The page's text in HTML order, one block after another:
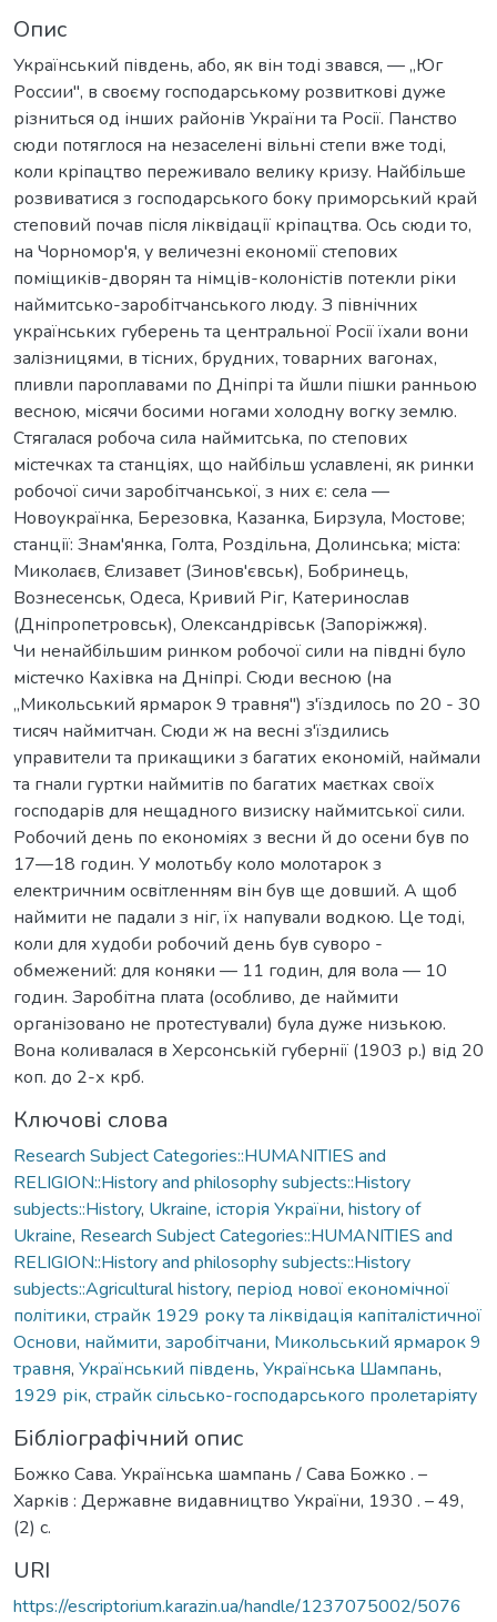
Опис
Український південь, або, як він тоді звався, — „Юг
России", в своєму господарському розвиткові дуже
різниться од інших районів України та Росії. Панство
сюди потяглося на незаселені вільні степи вже тоді,
коли кріпацтво переживало велику кризу. Найбільше
розвиватися з господарського боку приморський край
степовий почав після ліквідації кріпацтва. Ось сюди то,
на Чорномор'я, у величезні економії степових
поміщиків-дворян та німців-колоністів потекли ріки
наймитсько-заробітчанського люду. З північних
українських губерень та центральної Росії їхали вони
залізницями, в тісних, брудних, товарних вагонах,
пливли пароплавами по Дніпрі та йшли пішки ранньою
весною, місячи босими ногами холодну вогку землю.
Стягалася робоча сила наймитська, по степових
містечках та станціях, що найбільш уславлені, як ринки
робочої сичи заробітчанської, з них є: села —
Новоукраїнка, Березовка, Казанка, Бирзула, Мостове;
станції: Знам'янка, Голта, Роздільна, Долинська; міста:
Миколаєв, Єлизавет (Зинов'євськ), Бобринець,
Вознесенськ, Одеса, Кривий Ріг, Катеринослав
(Дніпропетровськ), Олександрівськ (Запоріжжя).
Чи ненайбільшим ринком робочої сили на півдні було
містечко Кахівка на Дніпрі. Сюди весною (на
„Микольський ярмарок 9 травня") з'їздилось по 20 - 30
тисяч наймитчан. Сюди ж на весні з'їздились
управители та прикащики з багатих економій, наймали
та гнали гуртки наймитів по багатих маєтках своїх
господарів для нещадного визиску наймитської сили.
Робочий день по економіях з весни й до осени був по
17—18 годин. У молотьбу коло молотарок з
електричним освітленням він був ще довший. А щоб
наймити не падали з ніг, їх напували водкою. Це тоді,
коли для худоби робочий день був суворо -
обмежений: для коняки — 11 годин, для вола — 10
годин. Заробітна плата (особливо, де наймити
організовано не протестували) була дуже низькою.
Вона коливалася в Херсонській губернії (1903 р.) від 20
коп. до 2-х крб.
Ключові слова
Research Subject Categories::HUMANITIES and
RELIGION::History and philosophy subjects::History
subjects::History, Ukraine, історія України, history of
Ukraine, Research Subject Categories::HUMANITIES and
RELIGION::History and philosophy subjects::History
subjects::Agricultural history, період нової економічної
політики, страйк 1929 року та ліквідація капіталістичної
Основи, наймити, заробітчани, Микольський ярмарок 9
травня, Український південь, Українська Шампань,
1929 рік, страйк сільсько-господарського пролетаріяту
Бібліографічний опис
Божко Сава. Українська шампань / Сава Божко . –
Харків : Державне видавництво України, 1930 . – 49,
(2) с.
URI
https://escriptorium.karazin.ua/handle/1237075002/5076